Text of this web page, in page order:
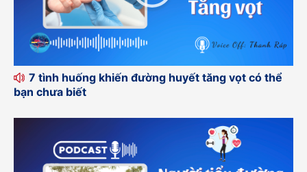
7 tình huống khiến đường huyết tăng vọt có thể
bạn chưa biết